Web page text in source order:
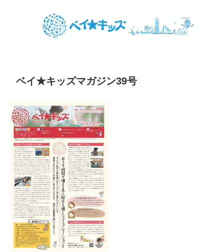
ベイ★キッズマガジン39号